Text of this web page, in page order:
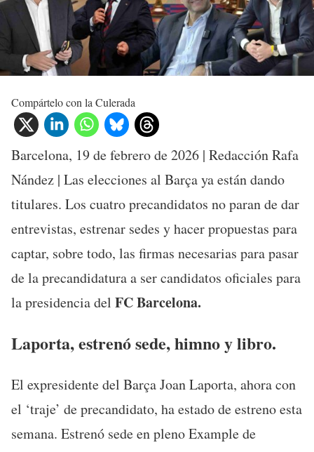
Compártelo con la Culerada
Barcelona, 19 de febrero de 2026 | Redacción Rafa
Nández | Las elecciones al Barça ya están dando
titulares. Los cuatro precandidatos no paran de dar
entrevistas, estrenar sedes y hacer propuestas para
captar, sobre todo, las firmas necesarias para pasar
de la precandidatura a ser candidatos oficiales para
la presidencia del FC Barcelona.
Laporta, estrenó sede, himno y libro.
El expresidente del Barça Joan Laporta, ahora con
el ‘traje’ de precandidato, ha estado de estreno esta
semana. Estrenó sede en pleno Example de